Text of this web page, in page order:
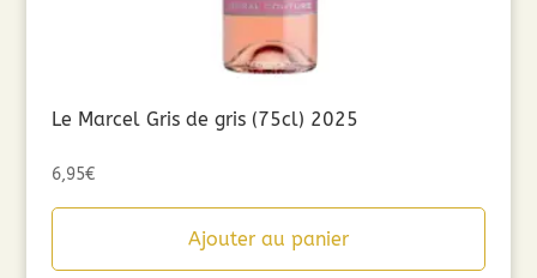
Le Marcel Gris de gris (75cl) 2025
6,95€
Ajouter au panier